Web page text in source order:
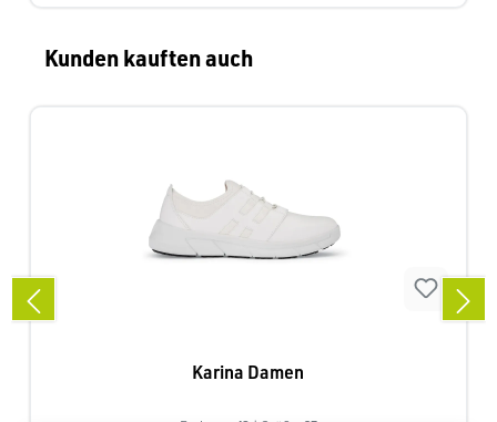
Produktgalerie überspringen
Kunden kauften auch
Karina Damen